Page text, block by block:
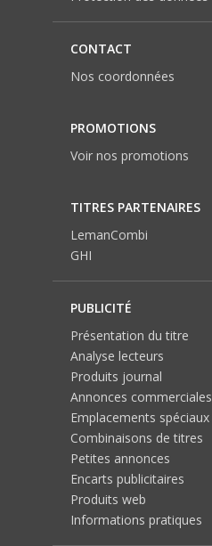
CONTACT
Nos coordonnées
PROMOTIONS
Voir nos promotions
TITRES PARTENAIRES
LemanCombi
GHI
PUBLICITÉ
Présentation du titre
Analyse lecteurs
Produits journal
Annonces commerciales
Emplacements spéciaux
Combinaisons de titres
Petites annonces
Encarts publicitaires
Produits web
Informations pratiques